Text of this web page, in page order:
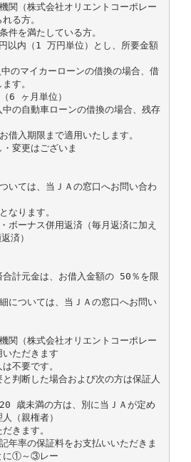
関（株式会社オリエントコーポレー
る方。
件を満たしている方。
内（1 万円単位）とし、所要金額
のマイカーローンの借換の場合、借
す。
6 ヶ月単位）
の自動車ローンの借換の場合、残存
借入期限まで適用いたします。
・変更はございま
いては、当ＪＡの窓口へお問い合わ
なります。
ボーナス併用返済（毎月返済に加え
済）
計元金は、お借入金額の 50％を限
については、当ＪＡの窓口へお問い
関（株式会社オリエントコーポレー
ただきます
不要です。
判断した場合および次の方は保証人
歳未満の方は、別に当ＪＡが定め
（親権者）
きます。
年率の保証料をお支払いいただきま
に①～③レー